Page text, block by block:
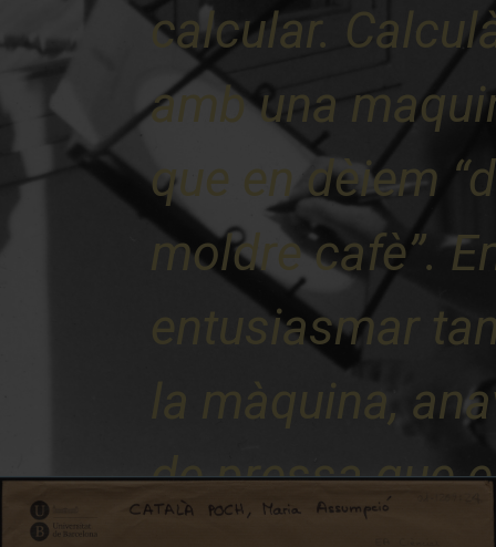
calcular.
amb una
que en dèiem
moldre cafè”.
entusiasmar
la màquina,
de pressa que